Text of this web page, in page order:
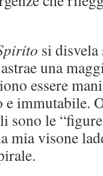
si disvela
una
essere
immutabile.
le
mia visone